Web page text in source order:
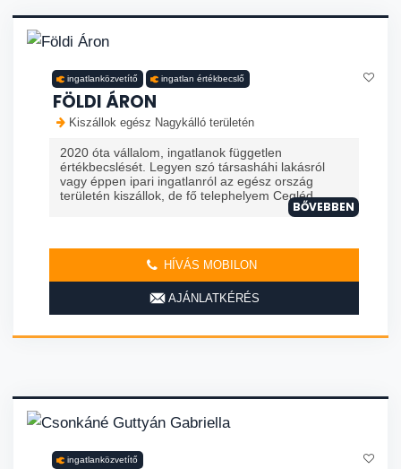
ingatlanközvetítő ingatlan értékbecslő
FÖLDI ÁRON
Kiszállok egész Nagykálló területén
2020 óta vállalom, ingatlanok független
értékbecslését. Legyen szó társasháhi lakásról
vagy éppen ipari ingatlanról az egész ország
területén kiszállok, de fő telephelyem Cegléd ...
BŐVEBBEN
HÍVÁS MOBILON
AJÁNLATKÉRÉS
ingatlanközvetítő